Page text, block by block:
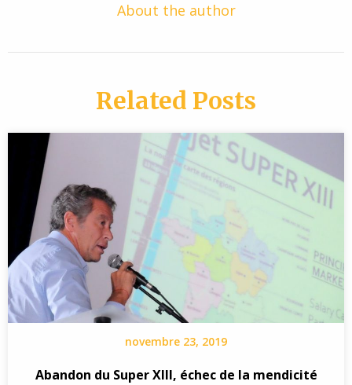
About the author
Related Posts
novembre 23, 2019
Abandon du Super XIII, échec de la mendicité